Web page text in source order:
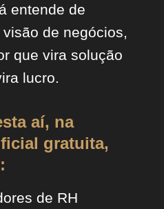
entende de
de negócios,
que vira solução
lucro.
aí, na
gratuita,
de RH